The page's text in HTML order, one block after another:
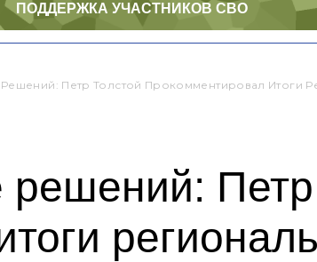
ПОДДЕРЖКА УЧАСТНИКОВ СВО
Петр Толстой Прокомментировал Итоги
Петр